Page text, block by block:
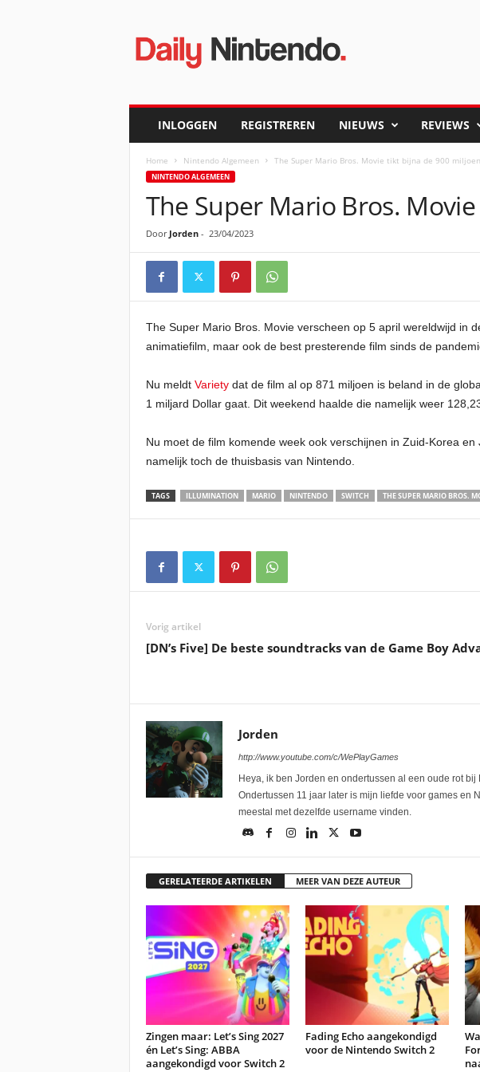
INLOGGEN REGISTREREN NIEUWS REVIEWS
Home Nintendo Algemeen The Super Mario Bros. Movie tikt bijna de 900
NINTENDO ALGEMEEN
The Super Mario Bros.
Door Jorden- 23/04/2023
The Super Mario Bros. Movie verscheen op 5 april wereldwijd in
animatiefilm, maar ook de best presterende film sinds de
Nu meldt Varietydat de film al op 871 miljoen is beland in de
1 miljard Dollar gaat. Dit weekend haalde die namelijk weer
Nu moet de film komende week ook verschijnen in Zuid-Korea
namelijk toch de thuisbasis van Nintendo.
TAGS ILLUMINATION MARIO NINTENDO SWITCH THE SUPER MARIO BROS.
Vorig artikel
[DN’s Five] De beste soundtracks van de Game Boy
Jorden
http://www.youtube.com/c/WePlayGames
Heya, ik ben Jorden en ondertussen al een oude rot
Ondertussen 11 jaar later is mijn liefde voor games en
meestal met dezelfde username vinden.
GERELATEERDE ARTIKELEN MEER VAN DEZE AUTEUR
Zingen maar: Let’s Sing 2027
én Let’s Sing: ABBA
aangekondigd voor Switch 2
Fading Echo aangekondigd
voor de Nintendo Switch 2